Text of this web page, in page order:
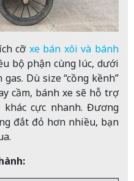
cỡ xe bán xôi và bánh
bộ phận cùng lúc, dưới
Dù size “cồng kềnh”
cầm, bánh xe sẽ hỗ trợ
cực nhanh. Đương
đắt đỏ hơn nhiều, bạn